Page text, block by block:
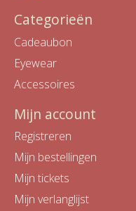
Categorieën
Cadeaubon
Eyewear
Accessoires
Mijn account
Registreren
Mijn bestellingen
Mijn tickets
Mijn verlanglijst